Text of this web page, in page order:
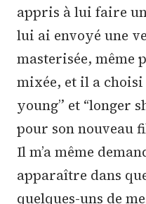
appris à lui faire
lui ai envoyé une
masterisée, même
mixée, et il a
young” et “longer
pour son nouveau
Il m’a même
apparaître dans
quelques-uns de